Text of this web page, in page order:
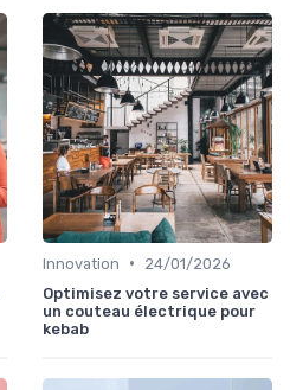
Innovation •
24/01/2026
Optimisez votre service avec
un couteau électrique pour
kebab